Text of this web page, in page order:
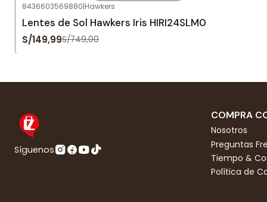
Agotado
8436603569880|Hawkers
Lentes de Sol Hawkers Iris HIRI24SLM0
S/149,99S/749,00
Síguenos
COMPRA
Nosotros
Preguntas
Tiempo &
Política de